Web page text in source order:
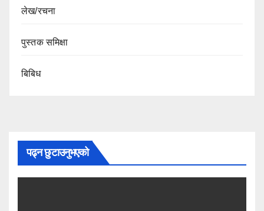
लेख/रचना
पुस्तक समिक्षा
बिबिध
पढ्न छुटाउनुभएको